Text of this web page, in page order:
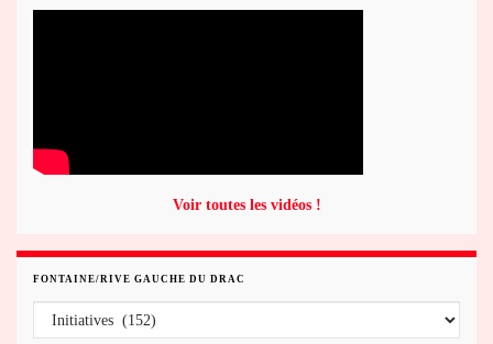
Voir toutes les vidéos !
FONTAINE/RIVE GAUCHE DU DRAC